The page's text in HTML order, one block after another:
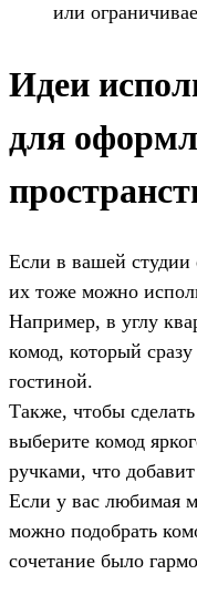
или
Идеи
для
Если в вашей
их тоже можно
Например, в углу
комод, который
гостиной.
Также, чтобы
выберите комод
ручками, что
Если у вас любимая
можно подобрать
сочетание было